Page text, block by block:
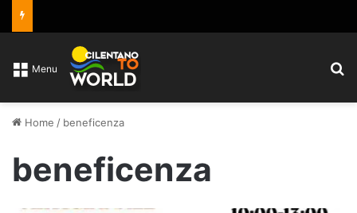
Menu
Home / beneficenza
beneficenza